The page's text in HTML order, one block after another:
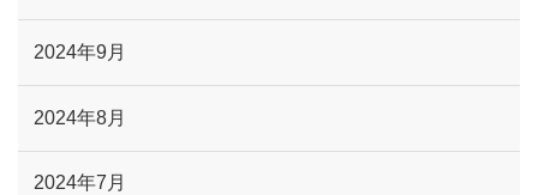
2024年9月
2024年8月
2024年7月